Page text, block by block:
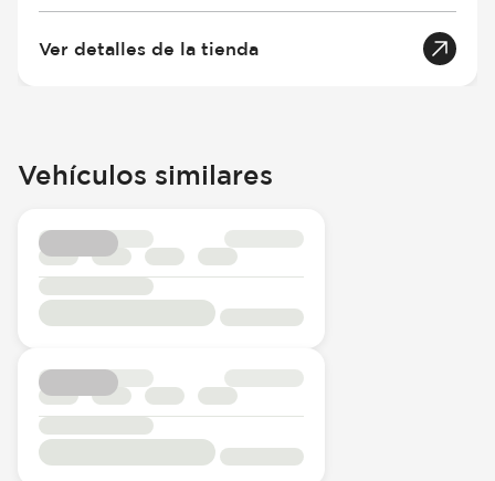
Ver detalles de la tienda
Vehículos similares